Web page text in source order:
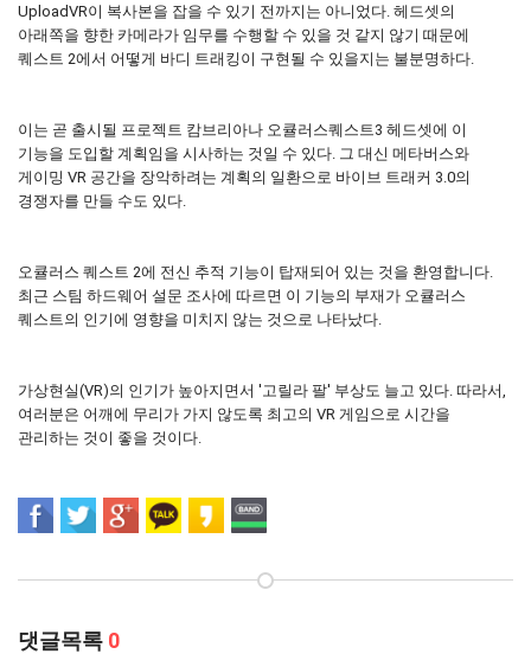
UploadVR이 복사본을 잡을 수 있기 전까지는 아니었다. 헤드셋의
아래쪽을 향한 카메라가 임무를 수행할 수 있을 것 같지 않기 때문에
퀘스트 2에서 어떻게 바디 트래킹이 구현될 수 있을지는 불분명하다.
이는 곧 출시될 프로젝트 캄브리아나 오큘러스퀘스트3 헤드셋에 이
기능을 도입할 계획임을 시사하는 것일 수 있다. 그 대신 메타버스와
게이밍 VR 공간을 장악하려는 계획의 일환으로 바이브 트래커 3.0의
경쟁자를 만들 수도 있다.
오큘러스 퀘스트 2에 전신 추적 기능이 탑재되어 있는 것을 환영합니다.
최근 스팀 하드웨어 설문 조사에 따르면 이 기능의 부재가 오큘러스
퀘스트의 인기에 영향을 미치지 않는 것으로 나타났다.
가상현실(VR)의 인기가 높아지면서 '고릴라 팔' 부상도 늘고 있다. 따라서,
여러분은 어깨에 무리가 가지 않도록 최고의 VR 게임으로 시간을
관리하는 것이 좋을 것이다.
댓글목록 0